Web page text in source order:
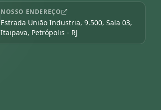
NOSSO ENDEREÇO
Estrada União Industria, 9.500, Sala 03,
Itaipava, Petrópolis - RJ